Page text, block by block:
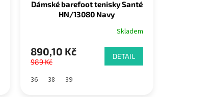
Dámské barefoot tenisky Santé
HN/13080 Navy
Skladem
890,10 Kč
989 Kč
DETAIL
36 38 39